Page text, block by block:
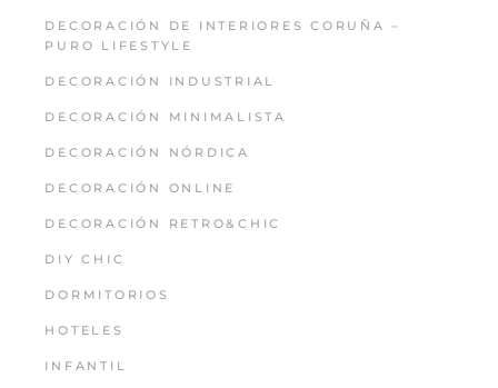
DECORACIÓN DE INTERIORES CORUÑA –
PURO LIFESTYLE
DECORACIÓN INDUSTRIAL
DECORACIÓN MINIMALISTA
DECORACIÓN NÓRDICA
DECORACIÓN ONLINE
DECORACIÓN RETRO&CHIC
DIY CHIC
DORMITORIOS
HOTELES
INFANTIL